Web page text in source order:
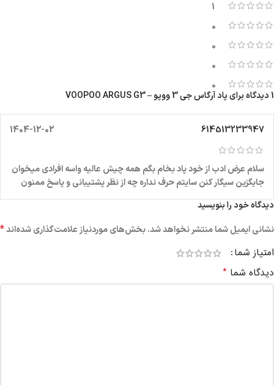
1
0
0
0
0
1 دیدگاه برای
پاد آرگاس جی 3 ووپو – VOOPOO ARGUS G3
614513233947
1404-12-02
سلام عرض ادب از خود پاد بخام بگم همه چیش عالیه واسه افرادی میخوان
جایگزین سیگار کنن سایتم حرف نداره چه از نظر پشتیبانی و پاسخ ممنون
دیدگاه خود را بنویسید
نشانی ایمیل شما منتشر نخواهد شد.بخش‌های موردنیاز علامت‌گذاری شده‌اند*
امتیاز شما
دیدگاه شما *